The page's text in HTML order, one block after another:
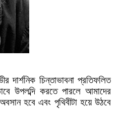
দার্শনিক চিন্তাভাবনাপ্রতিফলিত
উপলব্দি করতে পারলে আমাদের
হবে এবং পৃথিবীটা হয়ে উঠবে